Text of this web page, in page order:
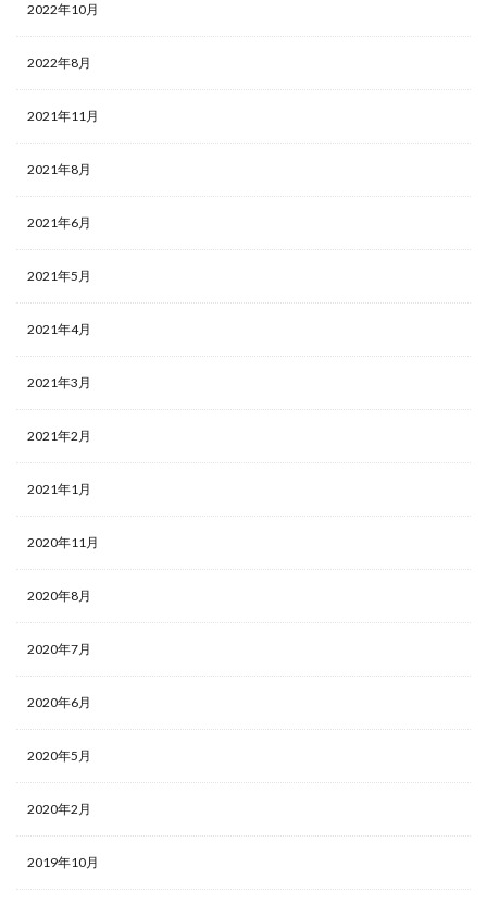
2022年10月
2022年8月
2021年11月
2021年8月
2021年6月
2021年5月
2021年4月
2021年3月
2021年2月
2021年1月
2020年11月
2020年8月
2020年7月
2020年6月
2020年5月
2020年2月
2019年10月